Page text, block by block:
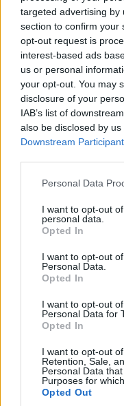
targeted advertising by
section to confirm your
opt-out request is
interest-based ads
us or personal
your opt-out. You may
disclosure of your
IAB’s list of
also be disclosed by
Downstream
Please note that this
not limited to your visit
grant or deny consent
use your data for
consent section.
Personal Data
I want to opt-out
personal data.
Opted In
I want to opt-out
Personal Data.
Opted In
I want to opt-out
Personal Data for
Opted In
I want to opt-out
Retention, Sale,
Personal Data
Purposes for
Opted Out
Az Oppo számos
GameBoost 3.0-t és
képminőséget
kamerával -
nemrég, hogy ilyen